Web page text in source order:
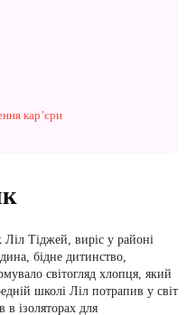
карʼєри
Тіджей, виріс у районі
бідне дитинство,
світогляд хлопця, який
школі Ліл потрапив у світ
в ізоляторах для